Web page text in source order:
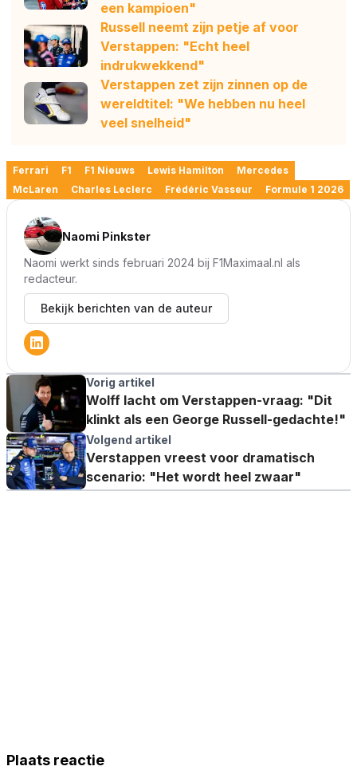
een kampioen"
Russell neemt zijn petje af voor
Verstappen: "Echt heel
indrukwekkend"
Verstappen zet zijn zinnen op de
wereldtitel: "We hebben nu heel
veel snelheid"
Ferrari F1 F1 Nieuws Lewis Hamilton
Mercedes
McLaren
Charles Leclerc Frédéric Vasseur Formule 1 2026
Naomi Pinkster
Naomi werkt sinds februari 2024 bij F1Maximaal.nl als
redacteur.
Bekijk berichten van de auteur
Vorig artikel
Wolff lacht om Verstappen-vraag: "Dit
klinkt als een George Russell-gedachte!"
Volgend artikel
Verstappen vreest voor dramatisch
scenario: "Het wordt heel zwaar"
Plaats reactie